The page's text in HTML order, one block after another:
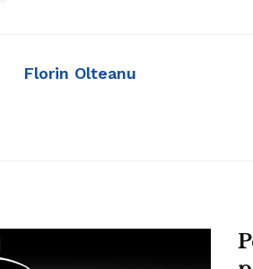
Florin Olteanu